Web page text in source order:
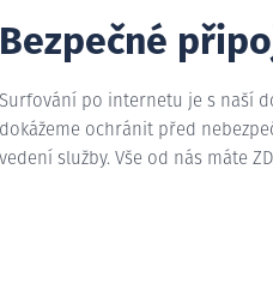
Bezpečné
Surfování po internetu je s naší
dokážeme ochránit před
vedení služby. Vše od nás máte